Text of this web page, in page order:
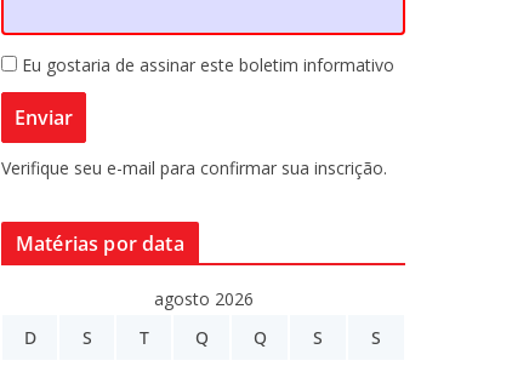
Eu gostaria de assinar este boletim informativo
Verifique seu e-mail para confirmar sua inscrição.
Matérias por data
agosto 2026
D
S T Q Q S S